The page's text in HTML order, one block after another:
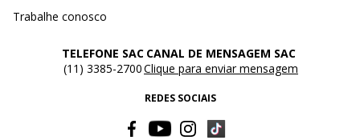
Trabalhe conosco
TELEFONE SAC
(11) 3385-2700
CANAL DE MENSAGEM SAC
Clique para enviar mensagem
REDES SOCIAIS